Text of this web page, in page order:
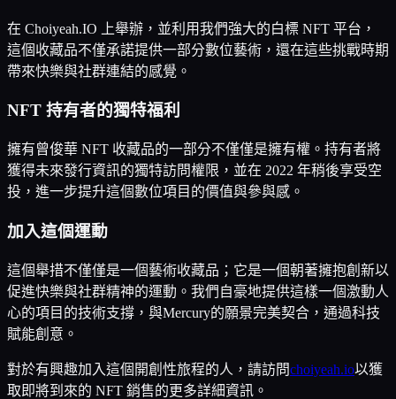
在 Choiyeah.IO 上舉辦，並利用我們強大的白標 NFT 平台，
這個收藏品不僅承諾提供一部分數位藝術，還在這些挑戰時期
帶來快樂與社群連結的感覺。
NFT 持有者的獨特福利
擁有曾俊華 NFT 收藏品的一部分不僅僅是擁有權。持有者將
獲得未來發行資訊的獨特訪問權限，並在 2022 年稍後享受空
投，進一步提升這個數位項目的價值與參與感。
加入這個運動
這個舉措不僅僅是一個藝術收藏品；它是一個朝著擁抱創新以
促進快樂與社群精神的運動。我們自豪地提供這樣一個激動人
心的項目的技術支撐，與Mercury的願景完美契合，通過科技
賦能創意。
對於有興趣加入這個開創性旅程的人，請訪問choiyeah.io以獲
取即將到來的 NFT 銷售的更多詳細資訊。